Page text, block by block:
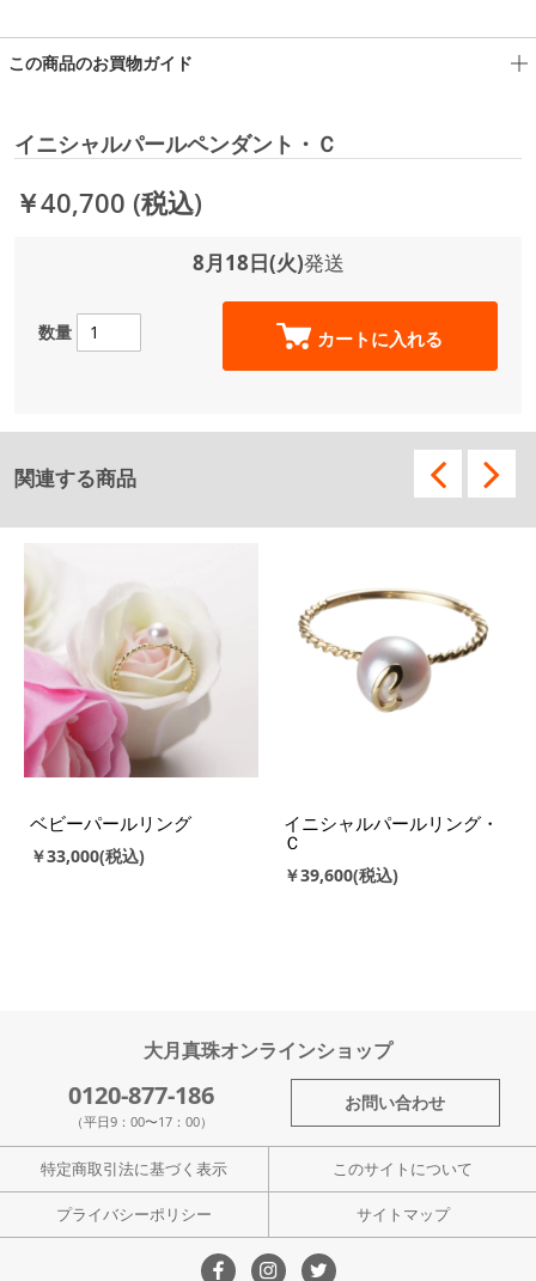
この商品のお買物ガイド
イニシャルパールペンダント・Ｃ
￥40,700 (税込)
8月18日(火)発送
数量 カートに入れる
関連する商品
ベビーパールリング
￥33,000
イニシャルパールリング・
Ｃ
￥39,600
大月真珠オンラインショップ
0120-877-186
（平日9：00〜17：00）
お問い合わせ
特定商取引法に基づく表示 このサイトについて
プライバシーポリシー サイトマップ